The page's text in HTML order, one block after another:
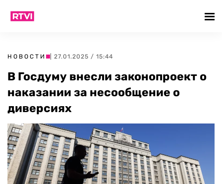
НОВОСТИ | 27.01.2025 / 15:44
В Госдуму внесли законопроект о
наказании за несообщение о
диверсиях